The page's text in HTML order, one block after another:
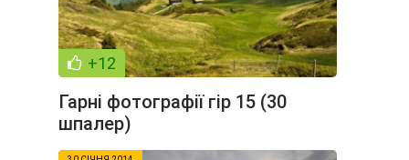
+12
Гарні фотографії гір 15 (30
шпалер)